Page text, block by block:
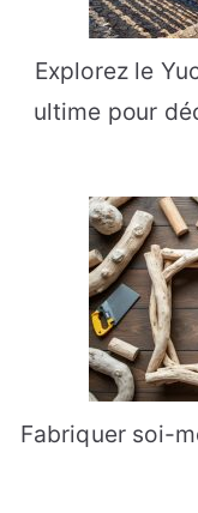
Explorez le
ultime pour
Fabriquer soi-